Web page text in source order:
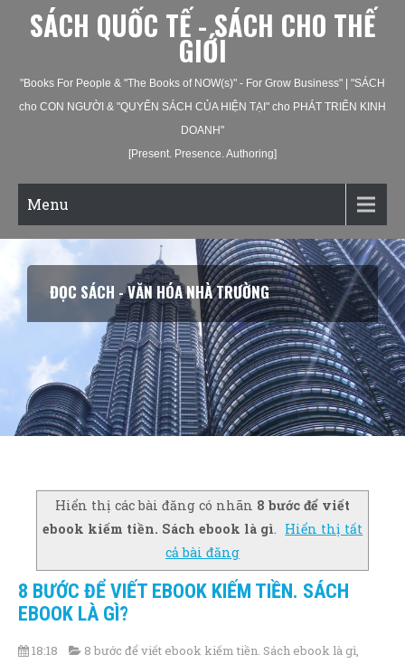
SÁCH QUỐC TẾ - SÁCH CHO THẾ
GIỚI
"Books For People & "The Books of NOW(s)" - For Grow Business" | "SÁCH
cho CON NGƯỜI & "QUYỂN SÁCH CỦA HIỆN TẠI" cho PHÁT TRIỂN KINH
DOANH"
[Present. Presence. Authoring]
Menu
ĐỌC SÁCH - VĂN HÓA NHÀ TRƯỜNG
Hiển thị các bài đăng có nhãn 8 bước để viết
ebook kiếm tiền. Sách ebook là gì. Hiển thị tất
cả bài đăng
8 BƯỚC ĐỂ VIẾT EBOOK KIẾM TIỀN. SÁCH
EBOOK LÀ GÌ?
18:18 8 bước để viết ebook kiếm tiền. Sách ebook là gì